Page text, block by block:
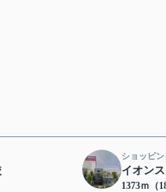
ショッピ
イオン
1373ｍ（